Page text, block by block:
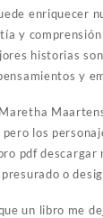
enriquecer
y
historias
y
los
pdf
o
un libro me